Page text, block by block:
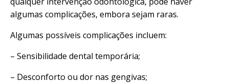
algumas complicações, embora sejam raras.
Algumas possíveis complicações incluem:
– Sensibilidade dental temporária;
– Desconforto ou dor nas gengivas;